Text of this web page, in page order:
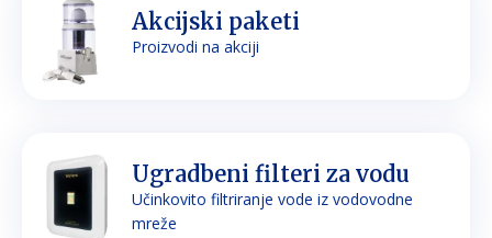
Akcijski paketi
Proizvodi na akciji
Ugradbeni filteri za vodu
Učinkovito filtriranje vode iz vodovodne
mreže